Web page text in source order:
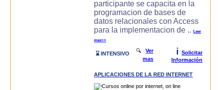
participante se capacita en la
programacion de bases de
datos relacionales con Access
para la implementacion de ..Leer
mas>>
⌛ INTENSIVO 🔍Ver
mas
i
Solicitar
Información
APLICACIONES DE LA RED INTERNET